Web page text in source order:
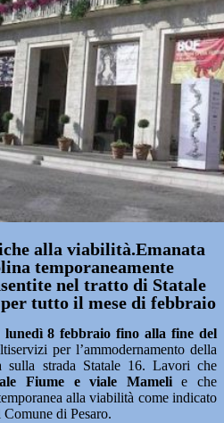
alla viabilità.Emanata
temporaneamente
nel tratto di Statale
tutto il mese di febbraio
lunedì 8 febbraio fino alla fine del
per l’ammodernamento della
sulla strada Statale 16. Lavori che
Fiume e viale Mamelie che
alla viabilità come indicato
Comune di Pesaro.